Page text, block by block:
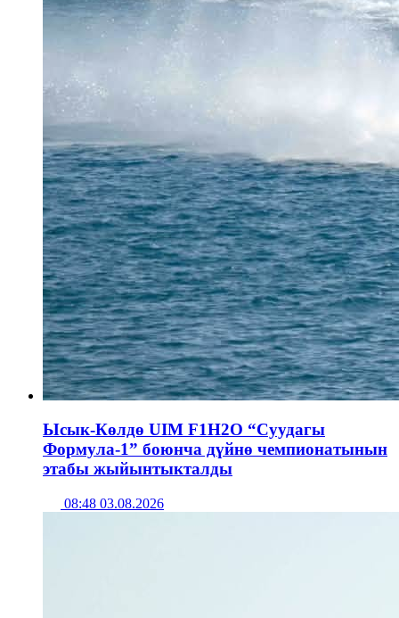
Ысык-Көлдө UIM F1H2O “Суудагы
Формула-1” боюнча дүйнө чемпионатынын
этабы жыйынтыкталды
08:48 03.08.2026